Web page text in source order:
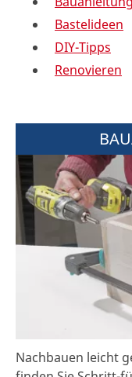
Bastelideen
DIY-Tipps
Renovieren
Nachbauen leicht